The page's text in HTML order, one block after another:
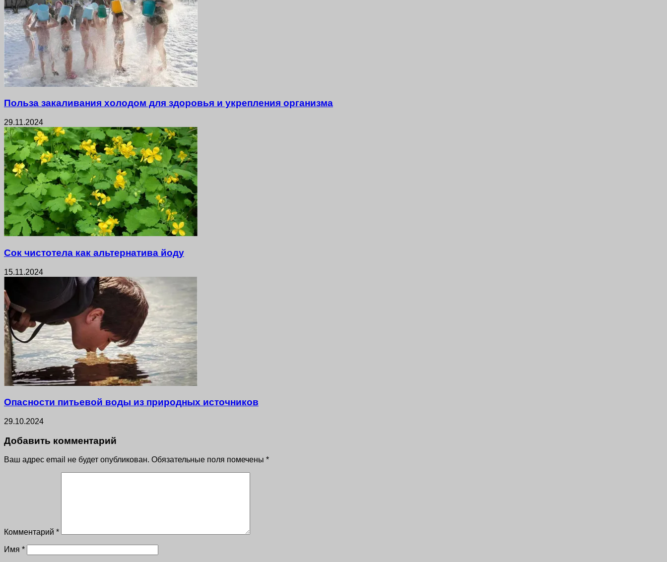
Польза закаливания холодом для здоровья и укрепления организма
29.11.2024
Сок чистотела как альтернатива йоду
15.11.2024
Опасности питьевой воды из природных источников
29.10.2024
Добавить комментарий
Ваш адрес email не будет опубликован. Обязательные поля помечены *
Комментарий *
Имя *